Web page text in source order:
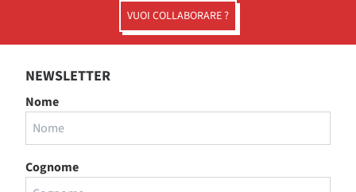
VUOI COLLABORARE ?
NEWSLETTER
Nome
Cognome